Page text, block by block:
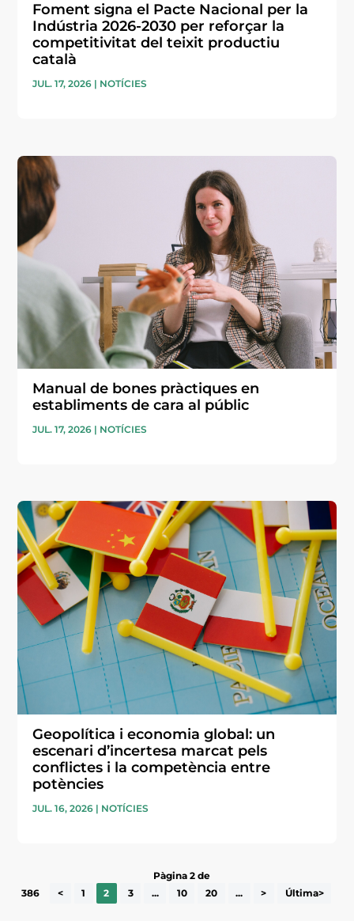
Foment signa el Pacte Nacional per la
Indústria 2026-2030 per reforçar la
competitivitat del teixit productiu
català
JUL. 17, 2026 | NOTÍCIES
Manual de bones pràctiques en
establiments de cara al públic
JUL. 17, 2026 | NOTÍCIES
Geopolítica i economia global: un
escenari d’incertesa marcat pels
conflictes i la competència entre
potències
JUL. 16, 2026 | NOTÍCIES
Pàgina 2 de
386
< 1 2 3 ... 10 20 ... > Última>